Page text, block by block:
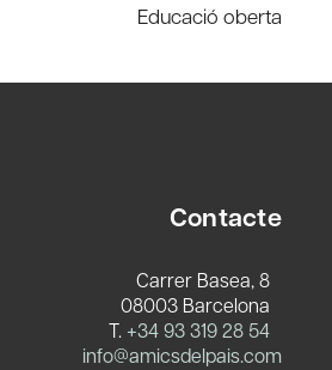
Educació oberta
Contacte
Carrer Basea, 8
08003 Barcelona
T. +34 93 319 28 54
info@amicsdelpais.com